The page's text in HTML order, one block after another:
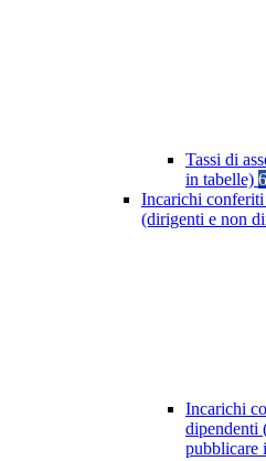
Tassi di
in tabelle) 6
Incarichi
(dirigenti e non
Incarichi
dipendenti
pubblicare